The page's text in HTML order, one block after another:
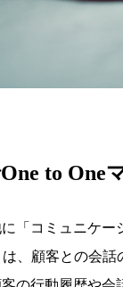
to One
「コミュニケ
、顧客との会